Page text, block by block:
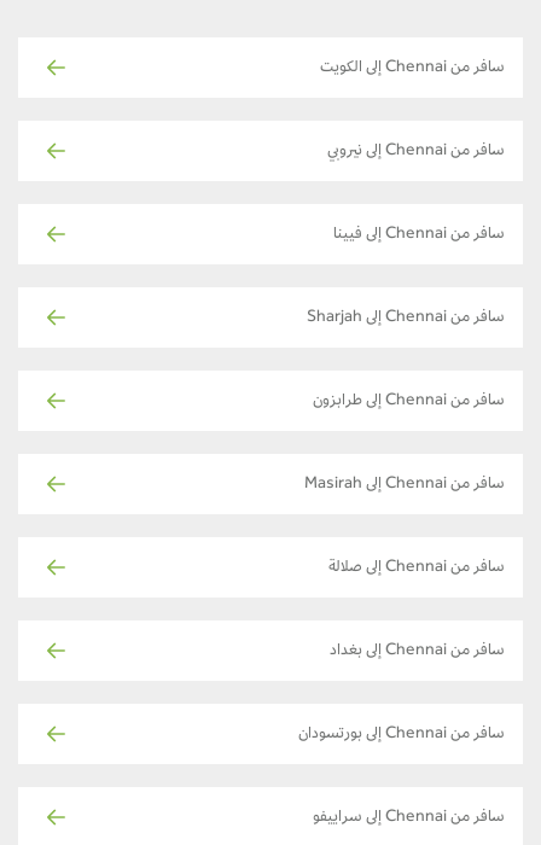
سافر من Chennai إلى الكويت
سافر من Chennai إلى نيروبي
سافر من Chennai إلى فيينا
سافر من Chennai إلى Sharjah
سافر من Chennai إلى طرابزون
سافر من Chennai إلى Masirah
سافر من Chennai إلى صلالة
سافر من Chennai إلى بغداد
سافر من Chennai إلى بورتسودان
سافر من Chennai إلى سراييفو